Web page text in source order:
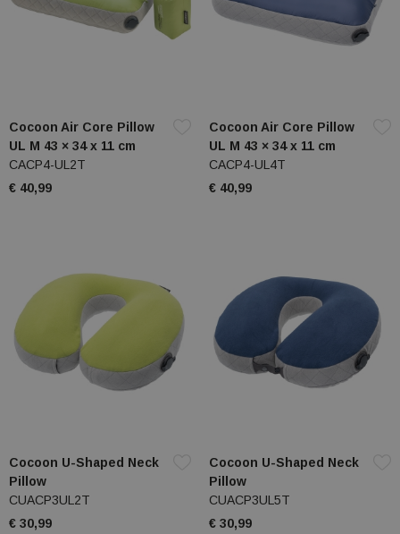
Cocoon Air Core Pillow
UL M 43 × 34 x 11 cm
CACP4-UL2T
€ 40,99
Cocoon Air Core Pillow
UL M 43 × 34 x 11 cm
CACP4-UL4T
€ 40,99
Cocoon U-Shaped Neck
Pillow
CUACP3UL2T
€ 30,99
Cocoon U-Shaped Neck
Pillow
CUACP3UL5T
€ 30,99